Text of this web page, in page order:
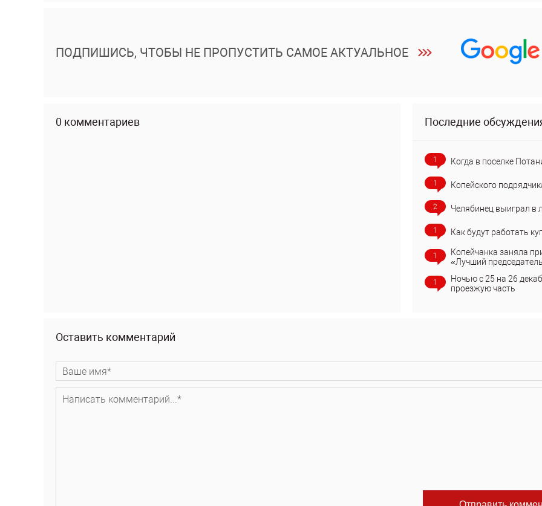
ПОДПИШИСЬ, ЧТОБЫ НЕ ПРОПУСТИТЬ САМОЕ АКТУАЛЬНОЕ
0 комментариев Последние
1 Когда в поселке
1 Копейского
2 Челябинец выиграл в
1 Как будут работать
1
Копейчанка заняла
«Лучший
1
Ночью с 25 на 26
проезжую часть
Оставить комментарий